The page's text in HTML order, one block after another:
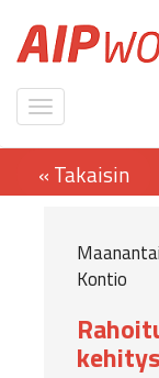
Kontio